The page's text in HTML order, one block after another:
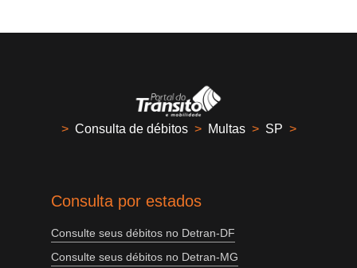
> Consulta de débitos > Multas > SP >
Consulta por estados
Consulte seus débitos no Detran-DF
Consulte seus débitos no Detran-MG